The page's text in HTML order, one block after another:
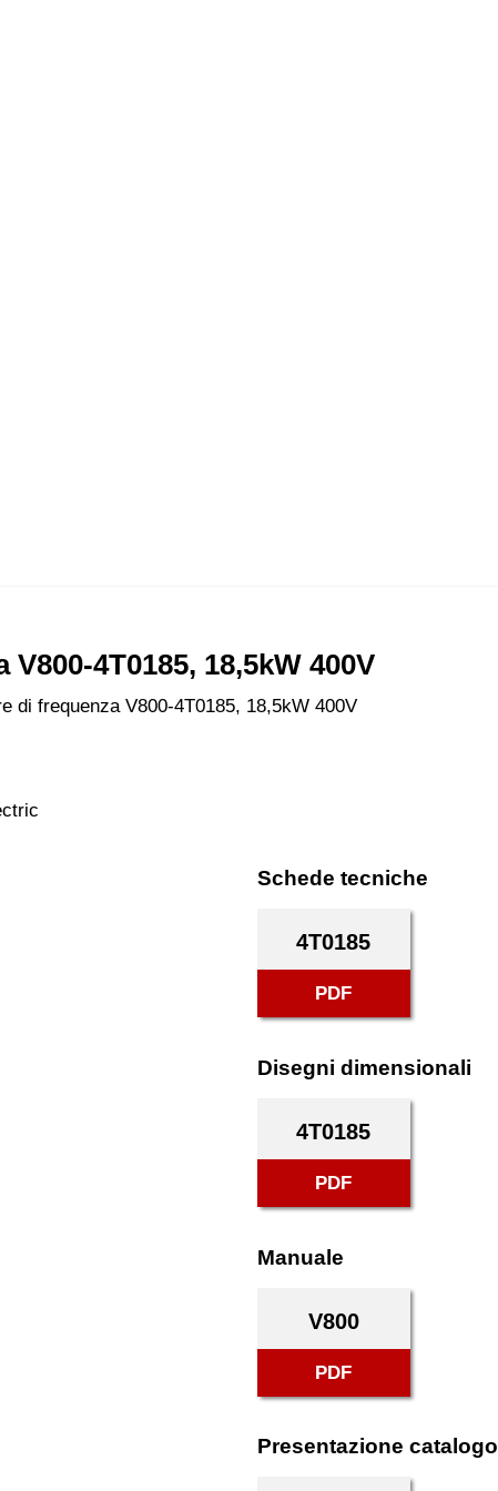
4T0185, 18,5kW 400V
di frequenza V800-4T0185, 18,5kW 400V
Schede tecniche
4T0185
PDF
Disegni dimensionali
4T0185
PDF
Manuale
V800
PDF
Presentazione catalogo